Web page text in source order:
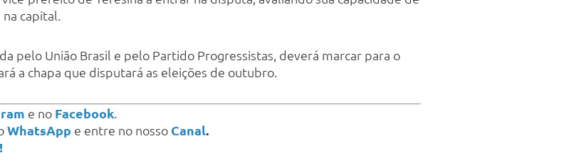
capital.
pelo União Brasil e pelo Partido Progressistas, deverá marcar para o
a chapa que disputará as eleições de outubro.
e no Facebook.
WhatsApp e entre no nosso Canal.